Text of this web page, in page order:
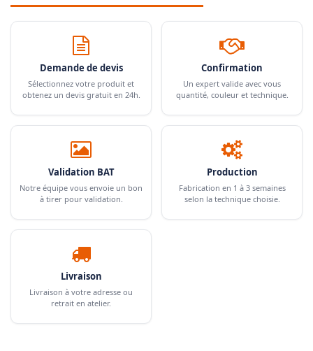
Demande de devis
Sélectionnez votre produit et
obtenez un devis gratuit en 24h.
Confirmation
Un expert valide avec vous
quantité, couleur et technique.
Validation BAT
Notre équipe vous envoie un bon
à tirer pour validation.
Production
Fabrication en 1 à 3 semaines
selon la technique choisie.
Livraison
Livraison à votre adresse ou
retrait en atelier.